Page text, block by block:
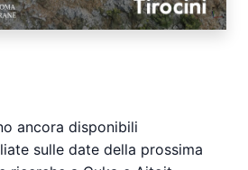
ancora disponibili
sulle date della prossima